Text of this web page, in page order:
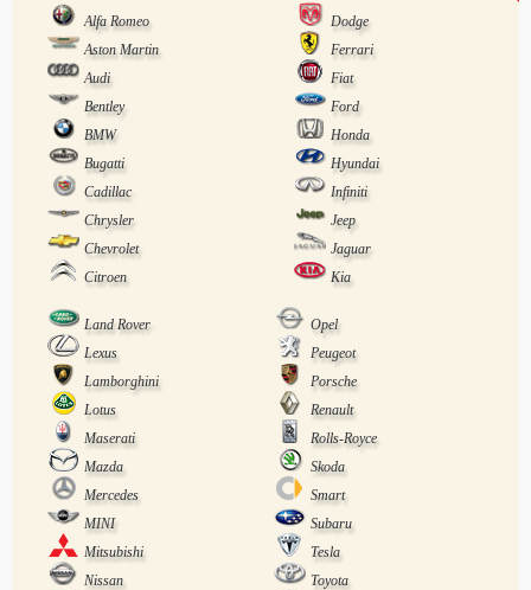
Alfa Romeo
Dodge
Aston Martin
Ferrari
Audi
Fiat
Bentley
Ford
BMW
Honda
Bugatti
Hyundai
Cadillac
Infiniti
Chrysler
Jeep
Chevrolet
Jaguar
Citroen
Kia
Land Rover
Opel
Lexus
Peugeot
Lamborghini
Porsche
Lotus
Renault
Maserati
Rolls-Royce
Mazda
Skoda
Mercedes
Smart
MINI
Subaru
Mitsubishi
Tesla
Nissan
Toyota